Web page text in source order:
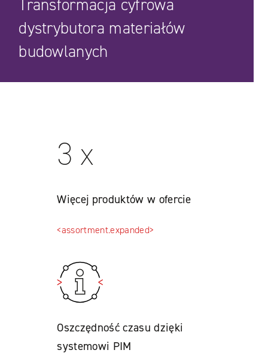
Transformacja cyfrowa
dystrybutora materiałów
budowlanych
3 x
Więcej produktów w ofercie
<assortment.expanded>
Oszczędność czasu dzięki
systemowi PIM